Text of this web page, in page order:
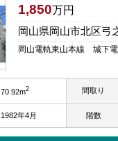
1,850万円
岡山県岡山市北区弓
岡山電軌東山本線 城下
70.92m2 間取り
1982年4月 階数